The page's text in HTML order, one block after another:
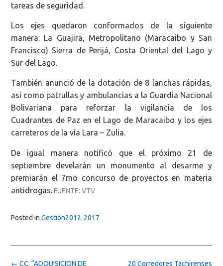
tareas de seguridad.
Los ejes quedaron conformados de la siguiente
manera: La Guajira, Metropolitano (Maracaibo y San
Francisco) Sierra de Perijá, Costa Oriental del Lago y
Sur del Lago.
También anunció de la dotación de 8 lanchas rápidas,
así como patrullas y ambulancias a la Guardia Nacional
Bolivariana para reforzar la vigilancia de los
Cuadrantes de Paz en el Lago de Maracaibo y los ejes
carreteros de la vía Lara – Zulia.
De igual manera notificó que el próximo 21 de
septiembre develarán un monumento al desarme y
premiarán el 7mo concurso de proyectos en materia
antidrogas.FUENTE: VTV
Posted in Gestion2012-2017
Post 20 Corredores Tachirenses
← CC: “ADQUISICION DE